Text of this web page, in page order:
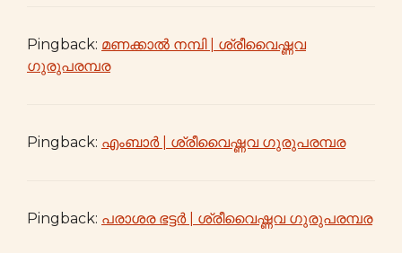
Pingback: മണക്കാൽ നമ്പി | ശ്രീവൈഷ്ണവ
ഗുരുപരമ്പര
Pingback: എംബാർ | ശ്രീവൈഷ്ണവ ഗുരുപരമ്പര
Pingback: പരാശര ഭട്ടർ | ശ്രീവൈഷ്ണവ ഗുരുപരമ്പര